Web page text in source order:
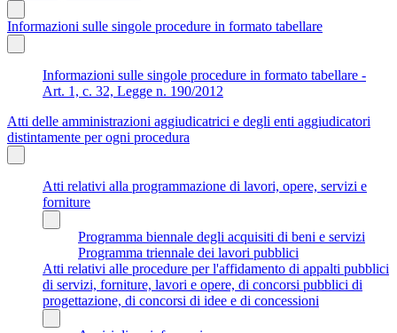
Informazioni sulle singole procedure in formato tabellare
Informazioni sulle singole procedure in formato tabellare -
Art. 1, c. 32, Legge n. 190/2012
Atti delle amministrazioni aggiudicatrici e degli enti aggiudicatori
distintamente per ogni procedura
Atti relativi alla programmazione di lavori, opere, servizi e
forniture
Programma biennale degli acquisiti di beni e servizi
Programma triennale dei lavori pubblici
Atti relativi alle procedure per l'affidamento di appalti pubblici
di servizi, forniture, lavori e opere, di concorsi pubblici di
progettazione, di concorsi di idee e di concessioni